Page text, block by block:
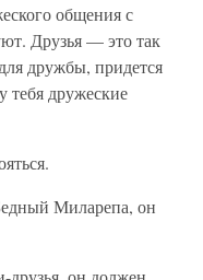
общения с
Друзья — это так
дружбы, придется
тебя дружеские
Миларепа, он